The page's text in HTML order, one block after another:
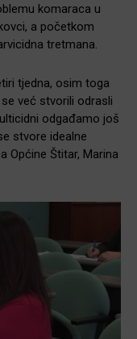
komaraca u
a početkom
tretmana.
tjedna, osim toga
već stvorili odrasli
odgađamo još
stvore idealne
Općine Štitar, Marina